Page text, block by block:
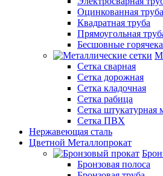
Оцинкованная труба
Квадратная труба
Прямоугольная
Бесшовные
Сетка сварная
Сетка дорожная
Сетка кладочная
Сетка рабица
Сетка штукатурная
Сетка ПВХ
Нержавеющая сталь
Цветной Металлопрокат
Бронзовая полоса